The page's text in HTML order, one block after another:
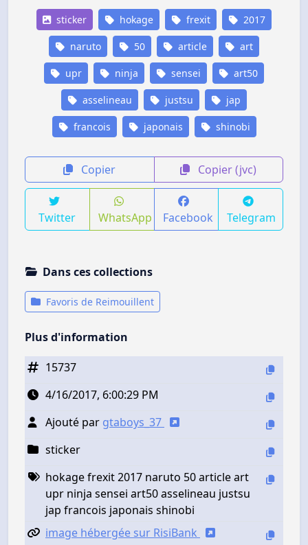
sticker hokage frexit 2017
naruto 50 article art
upr ninja sensei art50
asselineau justsu jap
francois japonais shinobi
Copier Copier (jvc)
Twitter WhatsApp Facebook Telegram
Dans ces collections
Favoris de Reimouillent
Plus d'information
15737
4/16/2017, 6:00:29 PM
Ajouté par gtaboys_37
sticker
hokage frexit 2017 naruto 50 article art
upr ninja sensei art50 asselineau justsu
jap francois japonais shinobi
image hébergée sur RisiBank